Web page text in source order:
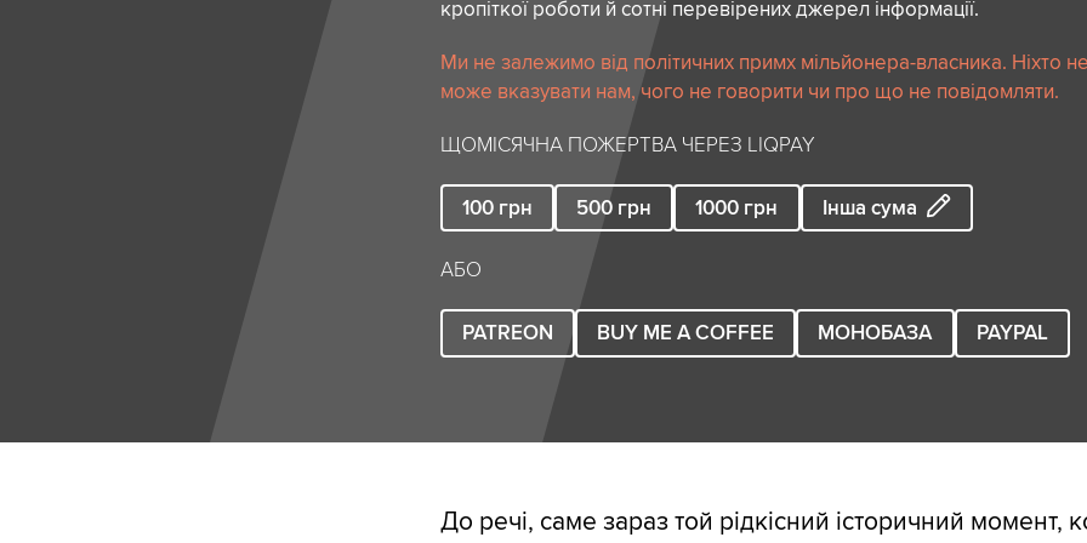
кропіткої роботи й сотні перевірених джерел інформації.
Ми не залежимо від політичних примх мільйонера-власника. Ніхто не
може вказувати нам, чого не говорити чи про що не повідомляти.
ЩОМІСЯЧНА ПОЖЕРТВА ЧЕРЕЗ LIQPAY
100 грн 500 грн 1000 грн Інша сума
АБО
PATREON BUY ME A COFFEE МОНОБАЗА PAYPAL
До речі, саме зараз той рідкісний історичний момент,